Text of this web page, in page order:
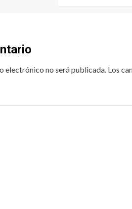
electrónico no será publicada. Los